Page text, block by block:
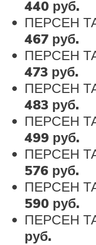
440 руб.
ПЕРСЕН
467 руб.
ПЕРСЕН
473 руб.
ПЕРСЕН
483 руб.
ПЕРСЕН
499 руб.
ПЕРСЕН
576 руб.
ПЕРСЕН
590 руб.
ПЕРСЕН
руб.